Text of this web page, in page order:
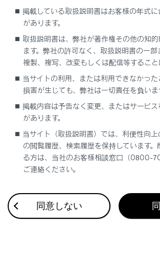
地図データベースについて
合わせて見られているページ
地図を更新する
VICSについて
目的地検索画面の見方
このページは役に立ちましたか？
掲載している取扱説明書はお客様の年式
があります。
取扱説明書は、弊社が著作権その他の知
ます。弊社の許可なく、取扱説明書の一部
複製、複写、改変もしくは配信等すること
当サイトの利用、または利用できなかっ
損害が生じても、弊社は一切責任を負いま
掲載内容は予告なく変更、またはサービス
があります。
当サイト（取扱説明書）では、利便性向
の閲覧履歴、検索履歴を保持しています
る方は、当社のお客様相談窓口（0800-
ご連絡ください。
同意しない